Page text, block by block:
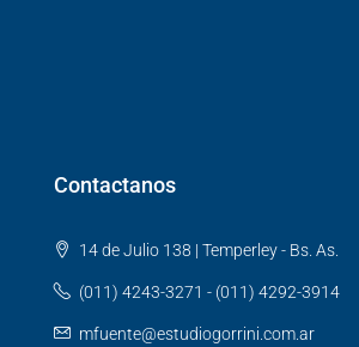
Contactanos
14 de Julio 138 | Temperley - Bs. As.
(011) 4243-3271 - (011) 4292-3914
mfuente@estudiogorrini.com.ar